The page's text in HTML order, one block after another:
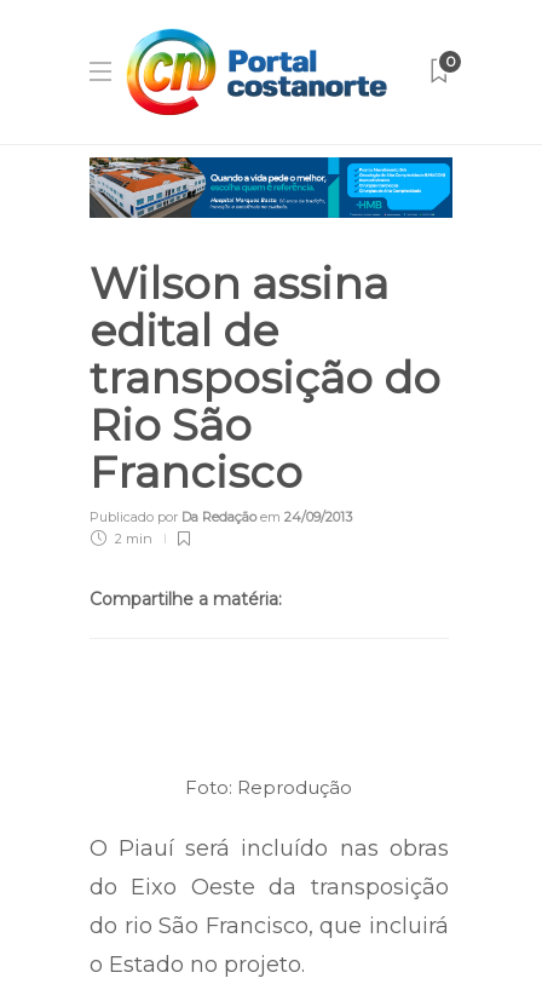
0
Wilson assina
edital de
transposição do
Rio São
Francisco
Publicado por Da Redaçãoem 24/09/2013
2 min
Compartilhe a matéria:
Foto: Reprodução
O Piauí será incluído nas obras
do Eixo Oeste da transposição
do rio São Francisco, que incluirá
o Estado no projeto.